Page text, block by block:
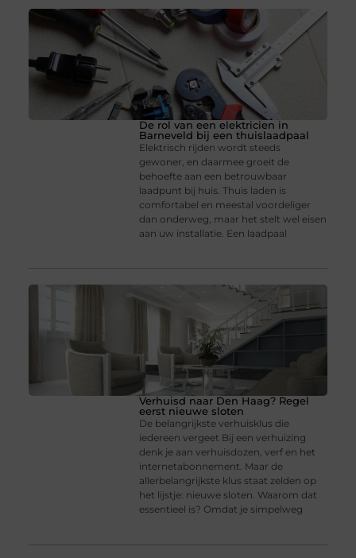
De rol van een elektricien in
Barneveld bij een thuislaadpaal
Elektrisch rijden wordt steeds
gewoner, en daarmee groeit de
behoefte aan een betrouwbaar
laadpunt bij huis. Thuis laden is
comfortabel en meestal voordeliger
dan onderweg, maar het stelt wel eisen
aan uw installatie. Een laadpaal
Verhuisd naar Den Haag? Regel
eerst nieuwe sloten
De belangrijkste verhuisklus die
iedereen vergeet Bij een verhuizing
denk je aan verhuisdozen, verf en het
internetabonnement. Maar de
allerbelangrijkste klus staat zelden op
het lijstje: nieuwe sloten. Waarom dat
essentieel is? Omdat je simpelweg